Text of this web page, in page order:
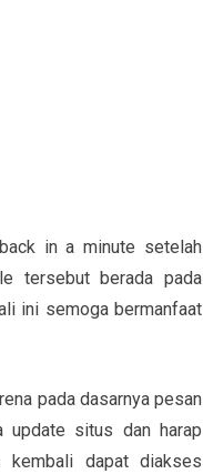
in a minute setelah
tersebut berada pada
ini semoga bermanfaat
pada dasarnya pesan
update situs dan harap
kembali dapat diakses